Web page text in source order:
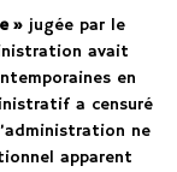
» jugée par le
avait
en
a censuré
ne
apparent